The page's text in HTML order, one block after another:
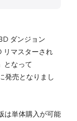
ダンジョン
リマスターされ
となって
発売となりまし
は単体購入が可能